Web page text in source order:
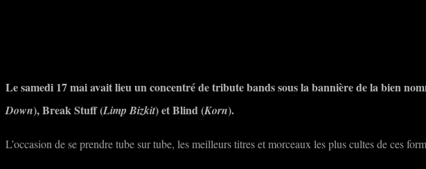
Le samedi 17 mai avait lieu un concentré de tribute bands sous la bannière de la bien
Down),Break Stuff(Limp Bizkit) etBlind(Korn).
L’occasion de se prendre tube sur tube, les meilleurs titres et morceaux les plus cultes de ces